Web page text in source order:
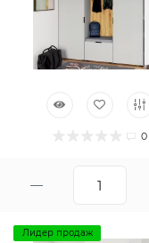
0
Лидер продаж